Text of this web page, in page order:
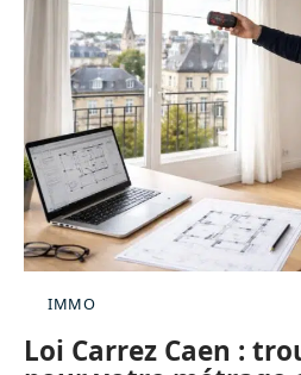
IMMO
Loi Carrez Caen :